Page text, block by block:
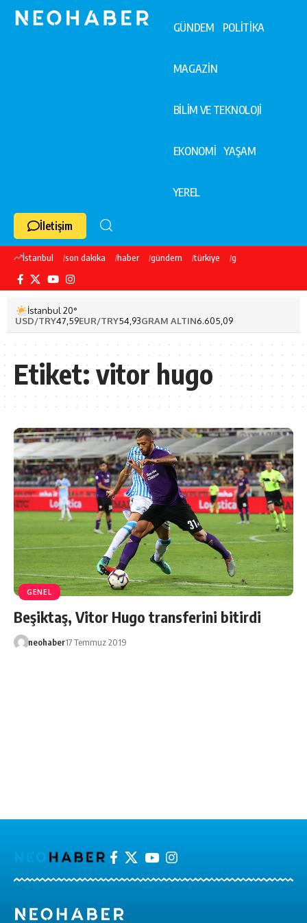
GÜNDEM POLİTİKA
MAGAZİN
BİLİM VE TEKNOLOJİ
EKONOMİ YAŞAM
YEREL
İletişim
İstanbul son dakika haber gündem türkiye galatasaray
İstanbul 20°
USD/TRY47,59EUR/TRY54,93GRAM ALTIN6.605,09
Etiket: vitor hugo
GENEL
Beşiktaş, Vitor Hugo transferini bitirdi
neohaber17 Temmuz 2019